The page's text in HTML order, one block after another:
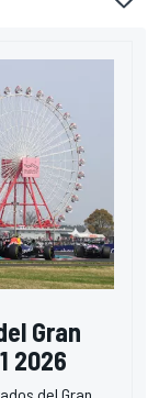
Gran
2026